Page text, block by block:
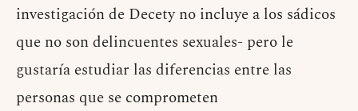
investigación de Decety no incluye a los sádicos
que no son delincuentes sexuales- pero le
gustaría estudiar las diferencias entre las
personas que se comprometen